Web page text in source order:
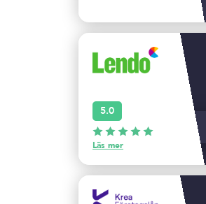
5.0
Läs mer